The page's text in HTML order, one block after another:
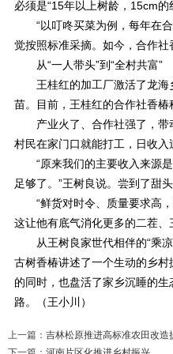
必须是“15年以上树龄，15cm
“以叮咚买菜为例，每年在合
觉按照标准采摘。如今，合作社
从“一人带头”到“全村共富”
王桂红的加工厂激活了龙海乡
苗。目前，王桂红的合作社香椿
产业火了、合作社强了，带动
村民在家门口就能打工，日收入
“原来我们的主要收入来源是
足够了。”王树良说。尝到了甜
“鲜货对时令、质量要求高，
这让他有底气消化更多的二茬、
从王树良家世代相伴的“乘凉
古树香椿讲述了一个生动的乡
的同时，也盘活了家乡沉睡的
路。（王小川）
上一篇： 吉林松原推进高标准农田改造